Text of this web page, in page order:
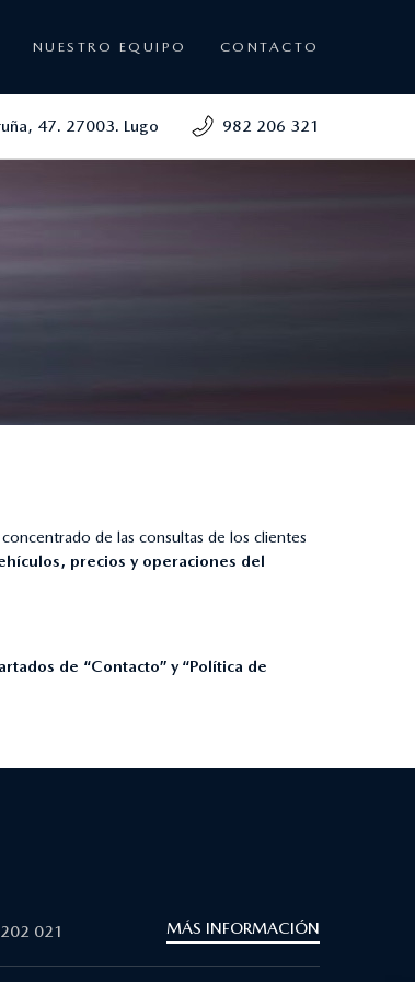
NUESTRO EQUIPO CONTACTO
47. 27003. Lugo 982 206 321
de las consultas de los clientes
precios y operaciones del
de “Contacto” y “Política de
021 MÁS INFORMACIÓN